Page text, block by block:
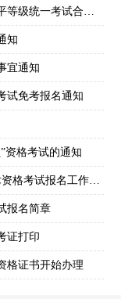
德州市2013年全省工程造价专业人员业务水平等级统一考试合格人员名单通知
知
宜通知
试免考报名通知
资格考试的通知
锡林郭勒盟2014年造价工程师等6项专业技术资格考试报名工作的通知
报名简章
证打印
格证书开始办理